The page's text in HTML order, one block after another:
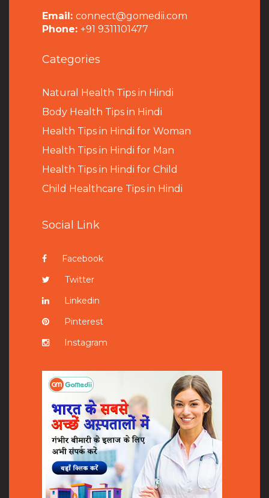
Email: connect@gomedii.com
Phone: +91 9311101477
Categories
Natural Health Tips in Hindi
Body Health Tips in Hindi
Health Tips in Hindi for Woman
Health Tips in Hindi for Man
Health Tips in Hindi for Child
Child Healthcare Tips in Hindi
Social Link
Facebook
Twitter
Linkedin
Pinterest
Instagram